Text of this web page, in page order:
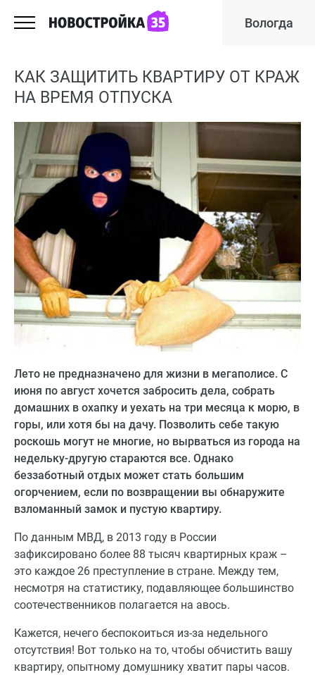
Вологда
КАК ЗАЩИТИТЬ КВАРТИРУ ОТ КРАЖ
НА ВРЕМЯ ОТПУСКА
Лето не предназначено для жизни в мегаполисе. С
июня по август хочется забросить дела, собрать
домашних в охапку и уехать на три месяца к морю, в
горы, или хотя бы на дачу. Позволить себе такую
роскошь могут не многие, но вырваться из города на
недельку-другую стараются все. Однако
беззаботный отдых может стать большим
огорчением, если по возвращении вы обнаружите
взломанный замок и пустую квартиру.
По данным МВД, в 2013 году в России
зафиксировано более 88 тысяч квартирных краж –
это каждое 26 преступление в стране. Между тем,
несмотря на статистику, подавляющее большинство
соотечественников полагается на авось.
Кажется, нечего беспокоиться из-за недельного
отсутствия! Вот только на то, чтобы обчистить вашу
квартиру, опытному домушнику хватит пары часов.